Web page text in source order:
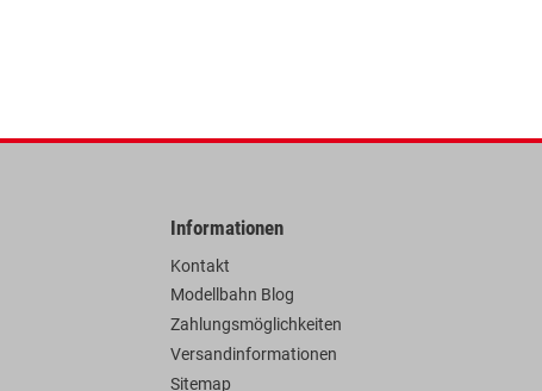
Informationen
Kontakt
Modellbahn Blog
Zahlungsmöglichkeiten
Versandinformationen
Sitemap